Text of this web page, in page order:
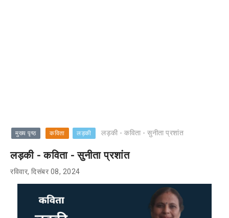
मुख्य पृष्ठ कविता लड़की लड़की - कविता - सुनीता प्रशांत
लड़की - कविता - सुनीता प्रशांत
रविवार, दिसंबर 08, 2024